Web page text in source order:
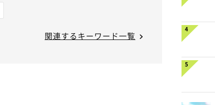
関連するキーワード一覧